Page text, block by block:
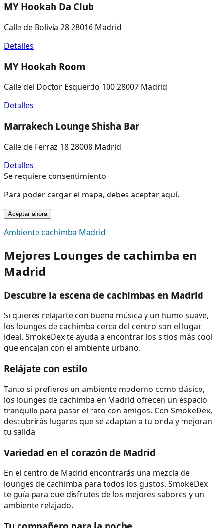
MY Hookah Da Club
Calle de Bolivia 28 28016 Madrid
Detalles
MY Hookah Room
Calle del Doctor Esquerdo 100 28007 Madrid
Detalles
Marrakech Lounge Shisha Bar
Calle de Ferraz 18 28008 Madrid
Detalles
Se requiere consentimiento
Para poder cargar el mapa, debes aceptar aquí.
Aceptar ahora
Ambiente cachimba Madrid
Mejores Lounges de cachimba en
Madrid
Descubre la escena de cachimbas en Madrid
Si quieres relajarte con buena música y un humo suave,
los lounges de cachimba cerca del centro son el lugar
ideal. SmokeDex te ayuda a encontrar los sitios más cool
que encajan con el ambiente urbano.
Relájate con estilo
Tanto si prefieres un ambiente moderno como clásico,
los lounges de cachimba en Madrid ofrecen un espacio
tranquilo para pasar el rato con amigos. Con SmokeDex,
descubrirás lugares que se adaptan a tu onda y mejoran
tu salida.
Variedad en el corazón de Madrid
En el centro de Madrid encontrarás una mezcla de
lounges de cachimba para todos los gustos. SmokeDex
te guía para que disfrutes de los mejores sabores y un
ambiente relajado.